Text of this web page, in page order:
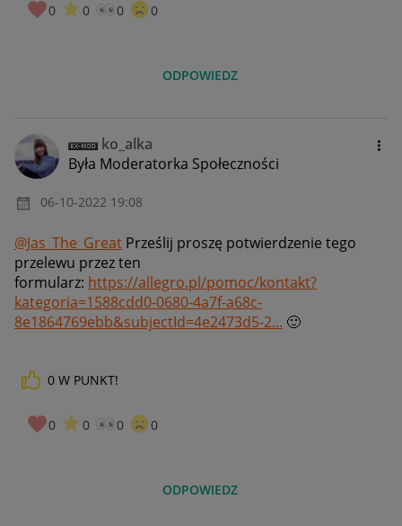
0 0 0 0
ODPOWIEDZ
ko_alka
Była Moderatorka Społeczności
‎06-10-2022 19:08
@Jas_The_Great Prześlij proszę potwierdzenie tego
przelewu przez ten
formularz: https://allegro.pl/pomoc/kontakt?
kategoria=1588cdd0-0680-4a7f-a68c-
8e1864769ebb&subjectId=4e2473d5-2... 🙂
0 W PUNKT!
0 0 0 0
ODPOWIEDZ